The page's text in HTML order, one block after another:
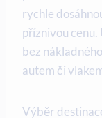
rychle
příznivou
bez⁢
autem či
Výběr